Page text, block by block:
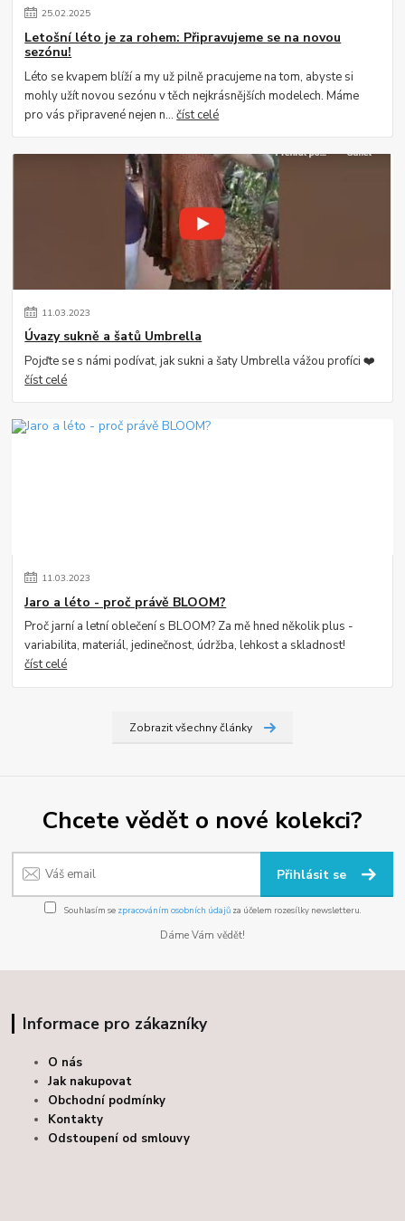
25.02.2025
Letošní léto je za rohem: Připravujeme se na novou
sezónu!
Léto se kvapem blíží a my už pilně pracujeme na tom, abyste si
mohly užít novou sezónu v těch nejkrásnějších modelech. Máme
pro vás připravené nejen n...číst celé
11.03.2023
Úvazy sukně a šatů Umbrella
Pojďte se s námi podívat, jak sukni a šaty Umbrella vážou profíci ❤️
číst celé
11.03.2023
Jaro a léto - proč právě BLOOM?
Proč jarní a letní oblečení s BLOOM? Za mě hned několik plus -
variabilita, materiál, jedinečnost, údržba, lehkost a skladnost!
číst celé
Zobrazit všechny články
Chcete vědět o nové kolekci?
Přihlásit se
Souhlasím se zpracováním osobních údajůza účelem rozesílky newsletteru.
Dáme Vám vědět!
Informace pro zákazníky
O nás
Jak nakupovat
Obchodní podmínky
Kontakty
Odstoupení od smlouvy